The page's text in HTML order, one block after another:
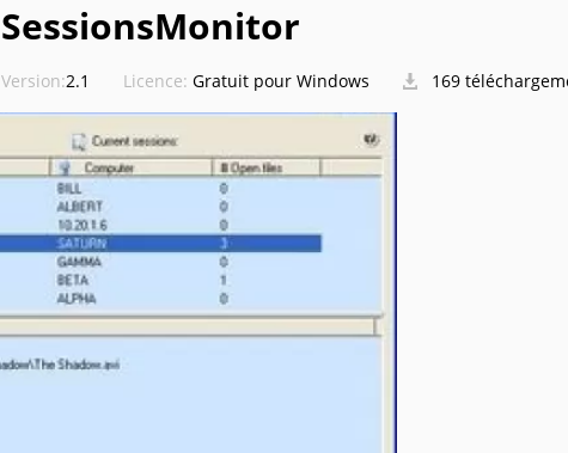
SessionsMonitor
Version:2.1 Licence: Gratuit pour Windows 169